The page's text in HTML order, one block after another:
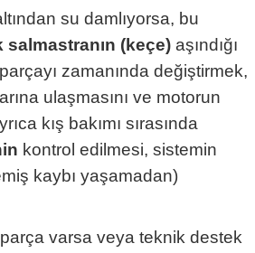
su damlıyorsa, bu
salmastranın (keçe) aşındığı
zamanında değiştirmek,
ulaşmasını ve motorun
kış bakımı sırasında
kontrol edilmesi, sistemin
kaybı yaşamadan)
parça varsa veya teknik destek